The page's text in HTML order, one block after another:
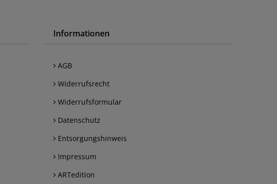
Informationen
AGB
Widerrufsrecht
Widerrufsformular
Datenschutz
Entsorgungshinweis
Impressum
ARTedition